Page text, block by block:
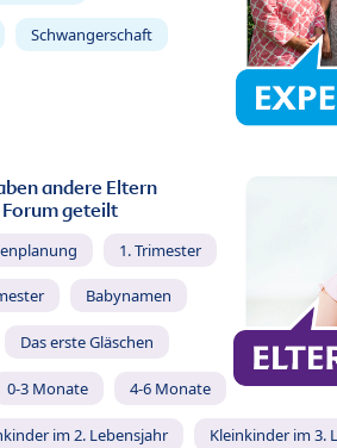
Schwangerschaft
andere Eltern
Forum geteilt
1. Trimester
Babynamen
Das erste Gläschen
0-3 Monate 4-6 Monate
im 2. Lebensjahr Kleinkinder im 3.